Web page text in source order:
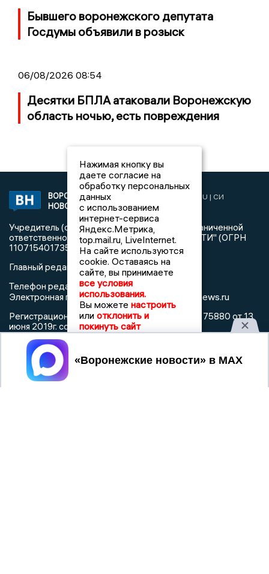
Бывшего воронежского депутата
Госдумы объявили в розыск
06/08/2026 08:54
Десятки БПЛА атаковали Воронежскую
область ночью, есть повреждения
ВОРОНЕЖСКИЕ
НОВОСТИ
2019 © VORONEZHNEWS.RU | СИ
«Воронежские новости»
Учредитель (соучредители): Общество с ограниченной
ответственностью "РЕГИОНАЛЬНЫЕ НОВОСТИ" (ОГРН
1107154017354)
Главный редактор: Пирогов А.А.
Телефон редакции: +7 (473) 262 77 92
Электронная почта редакции:info@voronezhnews.ru
Регистрационный номер: серия Эл № ФС 77 - 75880 от 13
июня 2019г. согласно выписке из реестра
зарегистрированных средств массовой информации
выдана Федеральной службой по надзору в сфере связи,
информационных технологий и массовых коммуникаций
Нажимая кнопку вы
даете согласие на
обработку персональных
данных
с использованием
интернет-сервиса
Яндекс.Метрика,
top.mail.ru, LiveInternet.
На сайте используются
cookie. Оставаясь на
сайте, вы принимаете
все условия
использования.
Вы можете настроить
или отклонить и
покинуть сайт
Принять